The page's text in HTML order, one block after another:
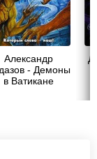
Александр
- Демоны
в Ватикане